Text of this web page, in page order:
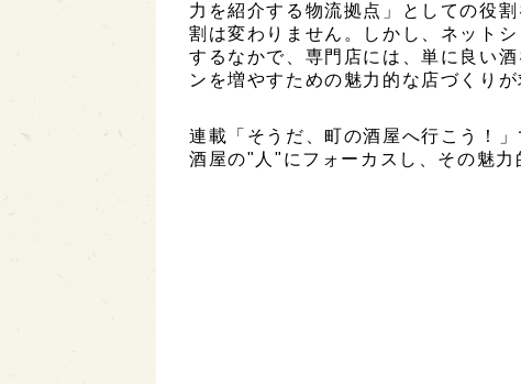
力を紹介する物流拠点」としての役
割は変わりません。しかし、ネット
するなかで、専門店には、単に良い
ンを増やすための魅力的な店づくりが
連載「そうだ、町の酒屋へ行こう！
酒屋の"人"にフォーカスし、その魅力